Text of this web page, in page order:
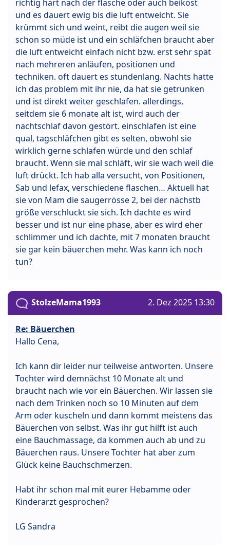
richtig hart nach der flasche oder auch beikost
und es dauert ewig bis die luft entweicht. Sie
krümmt sich und weint, reibt die augen weil sie
schon so müde ist und ein schläfchen braucht aber
die luft entweicht einfach nicht bzw. erst sehr spät
nach mehreren anläufen, positionen und
techniken. oft dauert es stundenlang. Nachts hatte
ich das problem mit ihr nie, da hat sie getrunken
und ist direkt weiter geschlafen. allerdings,
seitdem sie 6 monate alt ist, wird auch der
nachtschlaf davon gestört. einschlafen ist eine
qual, tagschläfchen gibt es selten, obwohl sie
wirklich gerne schlafen würde und den schlaf
braucht. Wenn sie mal schläft, wir sie wach weil die
luft drückt. Ich hab alla versucht, von Positionen,
Sab und lefax, verschiedene flaschen… Aktuell hat
sie von Mam die saugerrösse 2, bei der nächstb
größe verschluckt sie sich. Ich dachte es wird
besser und ist nur eine phase, aber es wird eher
schlimmer und ich dachte, mit 7 monaten braucht
sie gar kein bäuerchen mehr. Was kann ich noch
tun?
StolzeMama1993 2. Dez 2025 13:30
Re: Bäuerchen
Hallo Cena,
Ich kann dir leider nur teilweise antworten. Unsere
Tochter wird demnächst 10 Monate alt und
braucht nach wie vor ein Bäuerchen. Wir lassen sie
nach dem Trinken noch so 10 Minuten auf dem
Arm oder kuscheln und dann kommt meistens das
Bäuerchen von selbst. Was ihr gut hilft ist auch
eine Bauchmassage, da kommen auch ab und zu
Bäuerchen raus. Unsere Tochter hat aber zum
Glück keine Bauchschmerzen.
Habt ihr schon mal mit eurer Hebamme oder
Kinderarzt gesprochen?
LG Sandra